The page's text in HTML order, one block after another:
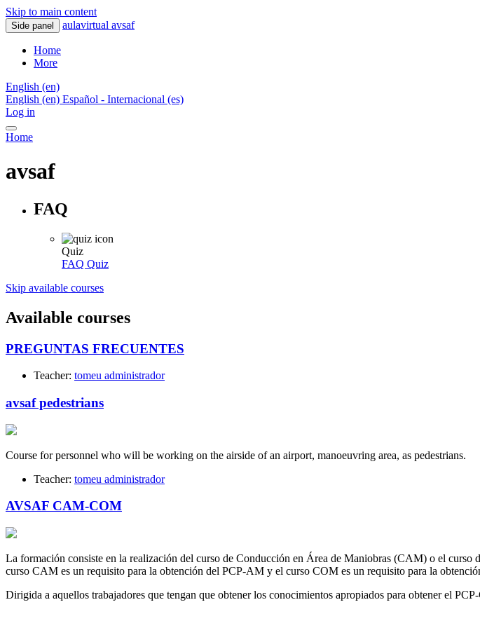
Skip to main content
Side panel aulavirtual avsaf
Home
More
English ‎(en)‎
English ‎(en)‎ Español - Internacional ‎(es)‎
Log in
Home
avsaf
FAQ
Quiz
FAQ Quiz
Skip available courses
Available courses
PREGUNTAS FRECUENTES
Teacher: tomeu administrador
avsaf pedestrians
Course for personnel who will be working on the airside of an airport, manoeuvring area, as pedestrians.
Teacher: tomeu administrador
AVSAF CAM-COM
La formación consiste en la realización del curso de Conducción en Área de Maniobras (CAM) o el
curso CAM es un requisito para la obtención del PCP-AM y el curso COM es un requisito para la
Dirigida a aquellos trabajadores que tengan que obtener los conocimientos apropiados para obtener el